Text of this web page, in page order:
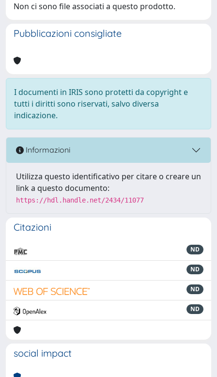
Non ci sono file associati a questo prodotto.
Pubblicazioni consigliate
I documenti in IRIS sono protetti da copyright e
tutti i diritti sono riservati, salvo diversa
indicazione.
Informazioni
Utilizza questo identificativo per citare o creare un
link a questo documento:
https://hdl.handle.net/2434/11077
Citazioni
ND
ND
ND
ND
social impact